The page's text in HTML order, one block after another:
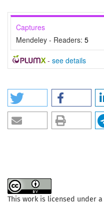
Captures
Mendeley - Readers: 5
- see details
This work is licensed under a